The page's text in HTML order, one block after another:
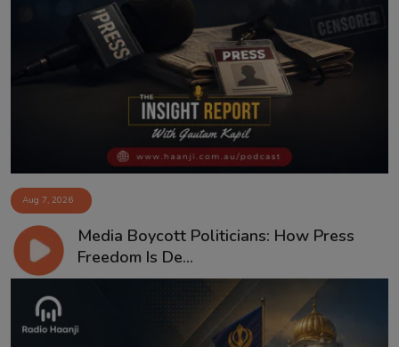
Aug 7, 2026
Media Boycott Politicians: How Press
Freedom Is De...